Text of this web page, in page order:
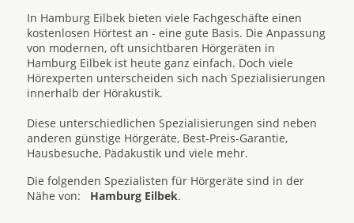
In Hamburg Eilbek bieten viele Fachgeschäfte einen
kostenlosen Hörtest an - eine gute Basis. Die Anpassung
von modernen, oft unsichtbaren Hörgeräten in
Hamburg Eilbek ist heute ganz einfach. Doch viele
Hörexperten unterscheiden sich nach Spezialisierungen
innerhalb der Hörakustik.
Diese unterschiedlichen Spezialisierungen sind neben
anderen günstige Hörgeräte, Best-Preis-Garantie,
Hausbesuche, Pädakustik und viele mehr.
Die folgenden Spezialisten für Hörgeräte sind in der
Nähe von: Hamburg Eilbek.